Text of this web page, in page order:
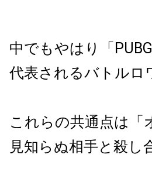
中でもやはり「
代表されるバトルロ
これらの共通点は「
見知らぬ相手と殺し